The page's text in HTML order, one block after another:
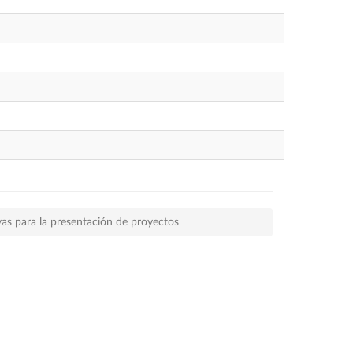
para la presentación de proyectos